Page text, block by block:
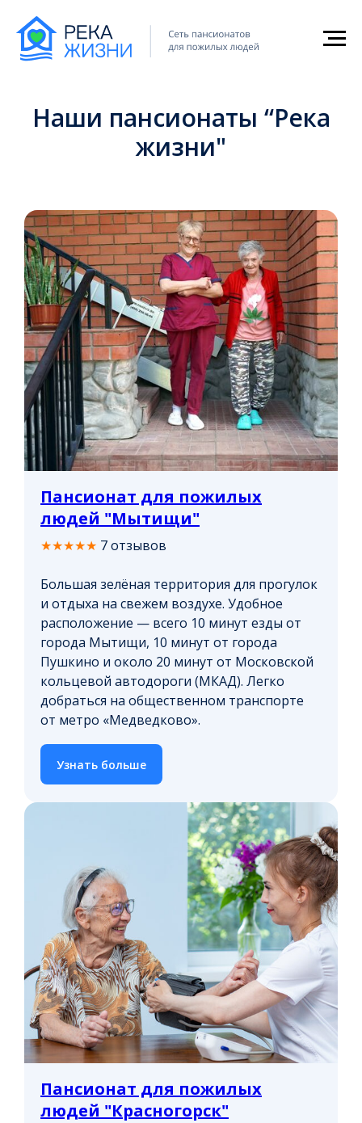
Главная → Пансионаты
Наши пансионаты “Река
жизни"
Пансионат для пожилых
людей "Мытищи"
★★★★★ 7 отзывов
Большая зелёная территория для прогулок
и отдыха на свежем воздухе. Удобное
расположение — всего 10 минут езды от
города Мытищи, 10 минут от города
Пушкино и около 20 минут от Московской
кольцевой автодороги (МКАД). Легко
добраться на общественном транспорте
от метро «Медведково».
Узнать больше
Пансионат для пожилых
людей "Красногорск"